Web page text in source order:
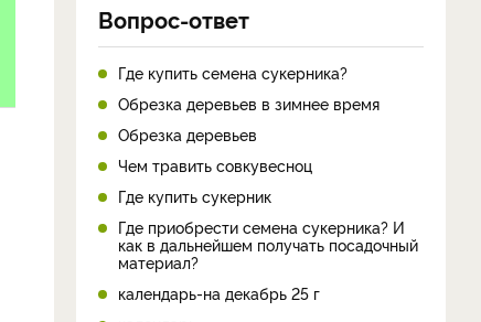
Вопрос-ответ
Где купить семена сукерника?
Обрезка деревьев в зимнее время
Обрезка деревьев
Чем травить совкувесноц
Где купить сукерник
Где приобрести семена сукерника? И
как в дальнейшем получать посадочный
материал?
календарь-на декабрь 25 г